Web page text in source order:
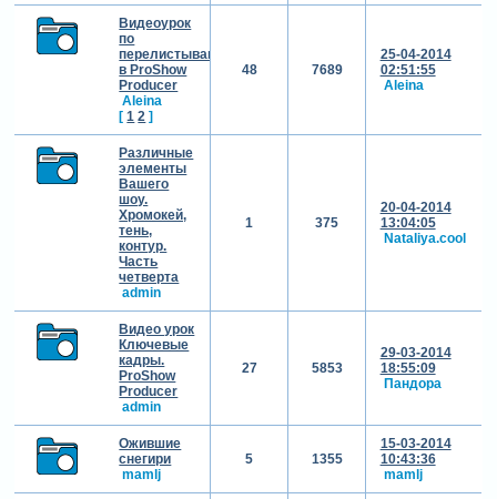
Видеоурок
по
перелистыванию
в ProShow
Producer
Aleina
[ 1 2 ]
48 7689
25-04-2014
02:51:55
Aleina
Различные
элементы
Вашего
шоу.
Хромокей,
тень,
контур.
Часть
четверта
admin
1 375
20-04-2014
13:04:05
Nataliya.cool
Видео урок
Ключевые
кадры.
ProShow
Producer
admin
27 5853
29-03-2014
18:55:09
Пандора
Ожившие
снегири
mamlj
5 1355
15-03-2014
10:43:36
mamlj